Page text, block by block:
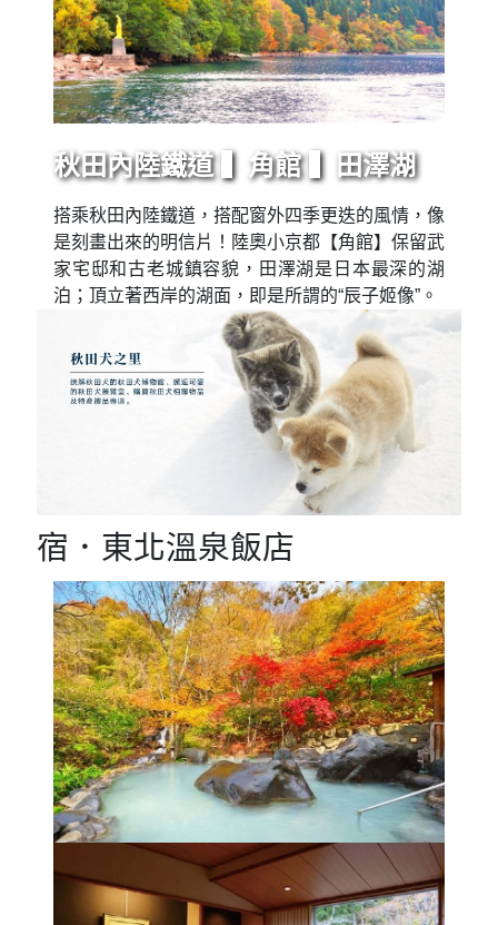
秋田內陸鐵道 ▍角館 ▍田澤湖
搭乘秋田內陸鐵道，搭配窗外四季更迭的風情，像
是刻畫出來的明信片！陸奧小京都【角館】保留武
家宅邸和古老城鎮容貌，田澤湖是日本最深的湖
泊；頂立著西岸的湖面，即是所謂的“辰子姬像”。
宿．東北溫泉飯店